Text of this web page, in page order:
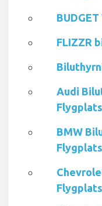
FLIZZR
Audi
Flygplats
BMW
Flygplats
Flygplats